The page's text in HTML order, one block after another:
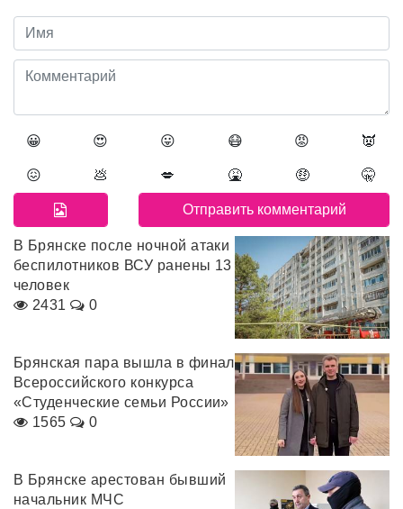
😀 😍 😛 😷 😡 👿
😖 💩 💋 🤮 🤑 🤫
В Брянске после ночной атаки
беспилотников ВСУ ранены 13
человек
2431
0
Брянская пара вышла в финал
Всероссийского конкурса
«Студенческие семьи России»
1565
0
В Брянске арестован бывший
начальник МЧС